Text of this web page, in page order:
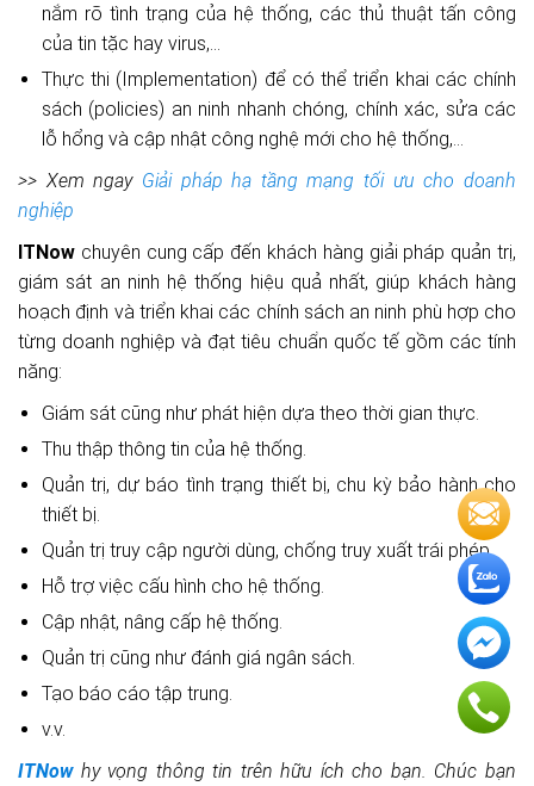
nắm rõ tình trạng của hệ thống, các thủ thuật tấn công
của tin tặc hay virus,…
Thực thi (Implementation) để có thể triển khai các chính
sách (policies) an ninh nhanh chóng, chính xác, sửa các
lỗ hổng và cập nhật công nghệ mới cho hệ thống,…
>> Xem ngay Giải pháp hạ tầng mạng tối ưu cho doanh
nghiệp
ITNow chuyên cung cấp đến khách hàng giải pháp quản trị,
giám sát an ninh hệ thống hiệu quả nhất, giúp khách hàng
hoạch định và triển khai các chính sách an ninh phù hợp cho
từng doanh nghiệp và đạt tiêu chuẩn quốc tế gồm các tính
năng:
Giám sát cũng như phát hiện dựa theo thời gian thực.
Thu thập thông tin của hệ thống.
Quản trị, dự báo tình trạng thiết bị, chu kỳ bảo hành cho
thiết bị.
Quản trị truy cập người dùng, chống truy xuất trái phép.
Hỗ trợ việc cấu hình cho hệ thống.
Cập nhật, nâng cấp hệ thống.
Quản trị cũng như đánh giá ngân sách.
Tạo báo cáo tập trung.
v.v.
ITNowhy vọng thông tin trên hữu ích cho bạn. Chúc bạn